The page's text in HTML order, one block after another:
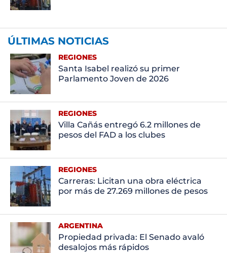
ÚLTIMAS NOTICIAS
REGIONES
Santa Isabel realizó su primer
Parlamento Joven de 2026
REGIONES
Villa Cañás entregó 6.2 millones de
pesos del FAD a los clubes
REGIONES
Carreras: Licitan una obra eléctrica
por más de 27.269 millones de pesos
ARGENTINA
Propiedad privada: El Senado avaló
desalojos más rápidos